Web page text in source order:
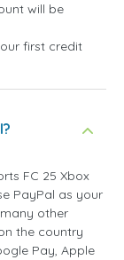
will be
first credit
FC 25 Xbox
PayPal as your
other
the country
Pay, Apple